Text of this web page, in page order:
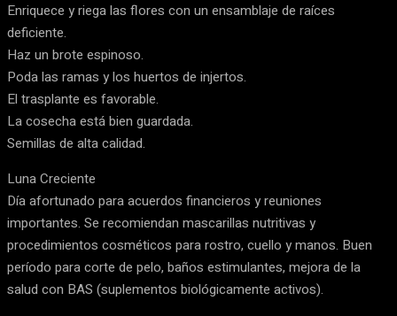
Enriquece y riega las flores con un ensamblaje de raíces
deficiente.
Haz un brote espinoso.
Poda las ramas y los huertos de injertos.
El trasplante es favorable.
La cosecha está bien guardada.
Semillas de alta calidad.
Luna Creciente
Día afortunado para acuerdos financieros y reuniones
importantes. Se recomiendan mascarillas nutritivas y
procedimientos cosméticos para rostro, cuello y manos. Buen
período para corte de pelo, baños estimulantes, mejora de la
salud con BAS (suplementos biológicamente activos).